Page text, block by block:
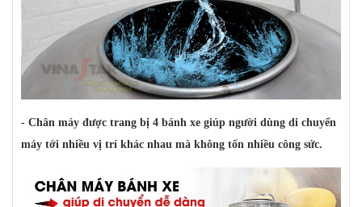
- Chân máy được trang bị 4 bánh xe giúp người dùng di chuyển
máy tới nhiều vị trí khác nhau mà không tốn nhiều công sức.